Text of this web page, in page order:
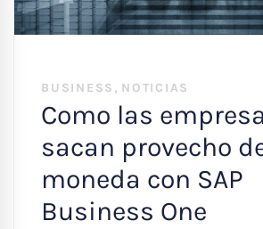
BUSINESS , NOTICIAS
Como las
sacan provecho
moneda con SAP
Business One